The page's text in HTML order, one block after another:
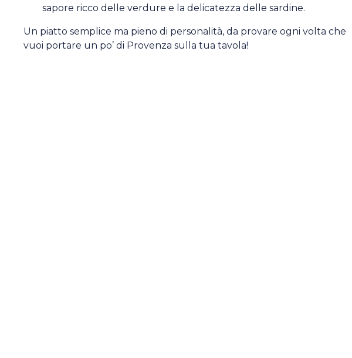
sapore ricco delle verdure e la delicatezza delle sardine.
Un piatto semplice ma pieno di personalità, da provare ogni volta che
vuoi portare un po’ di Provenza sulla tua tavola!